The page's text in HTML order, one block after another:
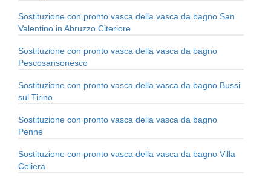
Sostituzione con pronto vasca della vasca da bagno San
Valentino in Abruzzo Citeriore
Sostituzione con pronto vasca della vasca da bagno
Pescosansonesco
Sostituzione con pronto vasca della vasca da bagno Bussi
sul Tirino
Sostituzione con pronto vasca della vasca da bagno
Penne
Sostituzione con pronto vasca della vasca da bagno Villa
Celiera